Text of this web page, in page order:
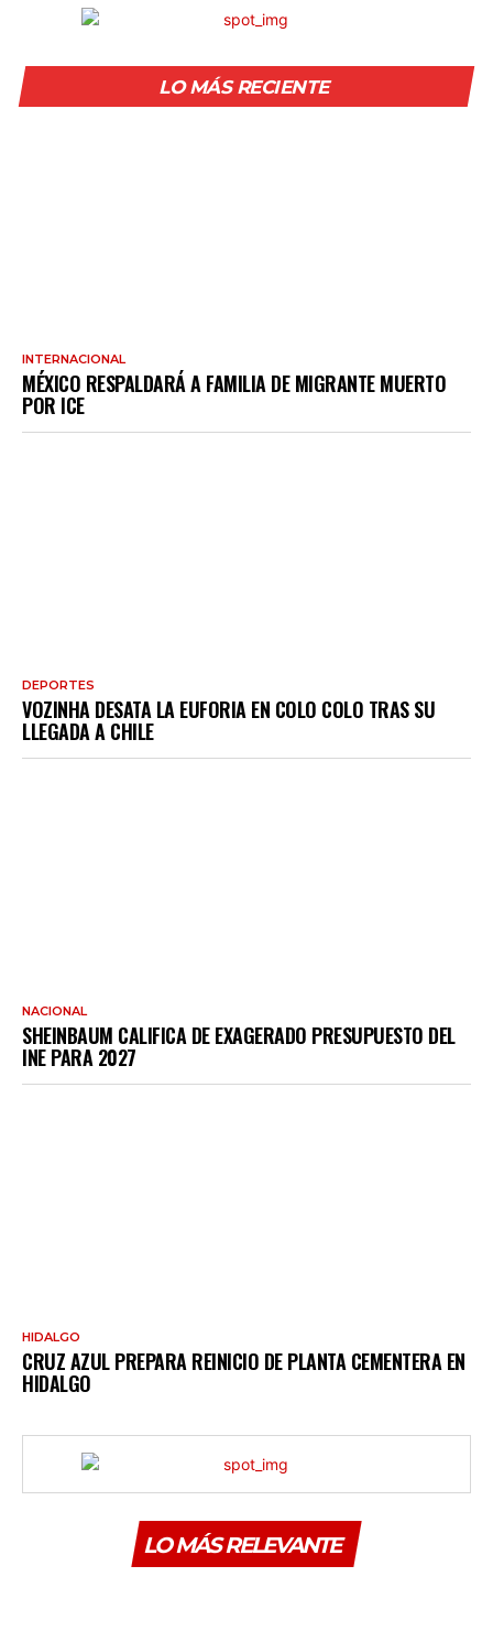
LO MÁS RECIENTE
INTERNACIONAL
MÉXICO RESPALDARÁ A FAMILIA DE MIGRANTE MUERTO
POR ICE
DEPORTES
VOZINHA DESATA LA EUFORIA EN COLO COLO TRAS SU
LLEGADA A CHILE
NACIONAL
SHEINBAUM CALIFICA DE EXAGERADO PRESUPUESTO DEL
INE PARA 2027
HIDALGO
CRUZ AZUL PREPARA REINICIO DE PLANTA CEMENTERA EN
HIDALGO
LO MÁS RELEVANTE